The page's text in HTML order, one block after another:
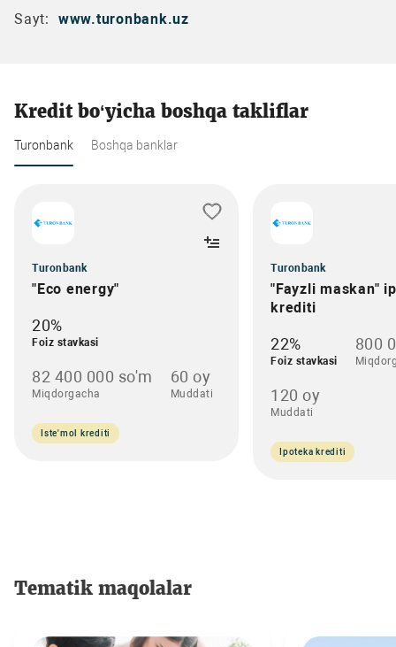
Sayt:
www.turonbank.uz
Kredit bo‘yicha boshqa takliflar
Turonbank Boshqa banklar
Turonbank
"Eco energy"
20%
Foiz stavkasi
82 400 000 so'm
Miqdorgacha
60 oy
Muddati
Iste'mol krediti
Turonbank
"Fayzli maskan"
krediti
22%
Foiz stavkasi
800
120 oy
Muddati
Ipoteka krediti
Tematik maqolalar